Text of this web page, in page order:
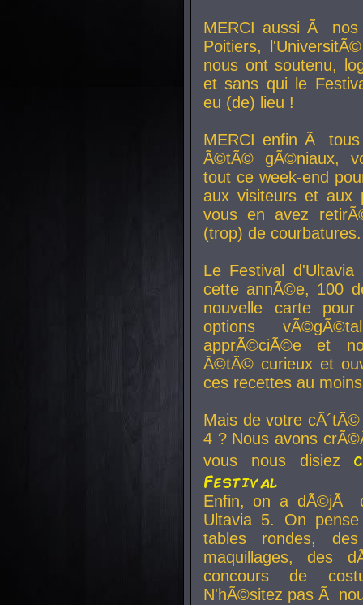
MERCI aussi Ã nos
Poitiers,
nous ont soutenu,
et sans qui le
eu (de) lieu !
MERCI enfin Ã
Ã©tÃ© gÃ©niaux,
tout ce week-end
aux visiteurs et aux
vous en avez
(trop) de courbatures.
Le Festival
cette annÃ©e, 100
nouvelle carte
options
apprÃ©ciÃ©e et
Ã©tÃ© curieux et
ces recettes au
Mais de votre
4 ? Nous avons
vous nous disiez
Festival
Enfin, on a dÃ©jÃ
Ultavia 5. On
tables rondes,
maquillages, des
concours de
N'hÃ©sitez pas Ã